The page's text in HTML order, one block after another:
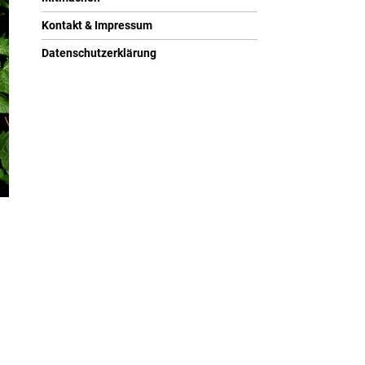
Kontakt & Impressum
Datenschutzerklärung